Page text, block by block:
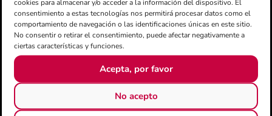
consentimiento a estas tecnologías nos permitirá procesar datos como el
comportamiento de navegación o las identificaciones únicas en este sitio.
No consentir o retirar el consentimiento, puede afectar negativamente a
ciertas características y funciones.
Acepta, por favor
No acepto